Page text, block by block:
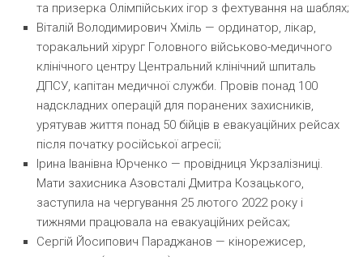
та призерка Олімпійських ігор з фехтування на шаблях;
Віталій Володимирович Хміль — ординатор, лікар,
торакальний хірург Головного військово-медичного
клінічного центру Центральний клінічний шпиталь
ДПСУ, капітан медичної служби. Провів понад 100
надскладних операцій для поранених захисників,
урятував життя понад 50 бійців в евакуаційних рейсах
після початку російської агресії;
Ірина Іванівна Юрченко — провідниця Укрзалізниці.
Мати захисника Азовсталі Дмитра Козацького,
заступила на чергування 25 лютого 2022 року і
тижнями працювала на евакуаційних рейсах;
Сергій Йосипович Параджанов — кінорежисер,